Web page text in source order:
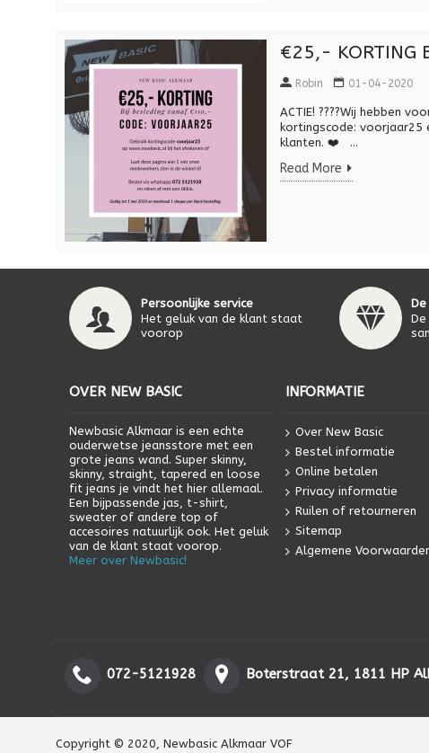
€25,- KORTING
Robin 01-04-2020
ACTIE! ????Wij hebben
kortingscode:
klanten. ❤️ ...
Read More
Persoonlijke service
Het geluk van de klant staat
voorop
OVER NEW BASIC
Newbasic Alkmaar is een echte
ouderwetse jeansstore met een
grote jeans wand. Super skinny,
skinny, straight, tapered en loose
fit jeans je vindt het hier allemaal.
Een bijpassende jas, t-shirt,
sweater of andere top of
accesoires natuurlijk ook. Het geluk
van de klant staat voorop.
Meer over Newbasic!
INFORMATIE
Over New Basic
Bestel informatie
Online betalen
Privacy informatie
Ruilen of retourneren
Sitemap
Algemene
072-5121928 Boterstraat 21, 1811 HP
Copyright © 2020, Newbasic Alkmaar VOF